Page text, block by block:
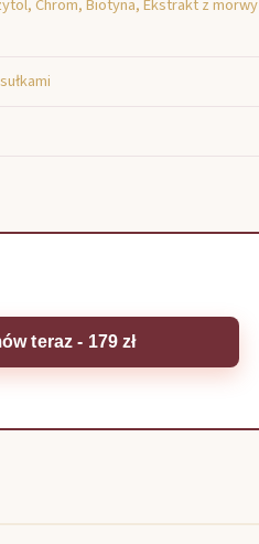
Chrom, Biotyna, Ekstrakt z morwy
teraz - 179 zł